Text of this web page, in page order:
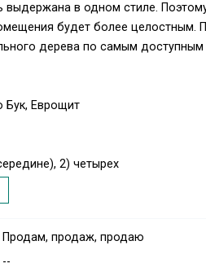
в одном стиле.
будет более целостным.
дерева по самым
Бук, Еврощит
2) четырех
Овал
для изготовления ваших
Продам, продаж, продаю
--